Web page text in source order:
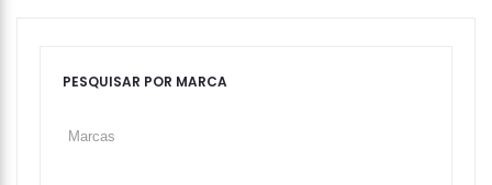
PESQUISAR POR MARCA